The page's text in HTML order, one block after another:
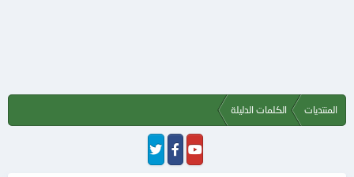
المنتديات الكلمات الدليلة